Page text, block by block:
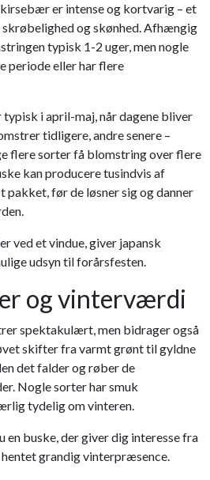
er intense og kortvarig – et
skrøbelighed og skønhed. Afhængig
typisk 1-2 uger, men nogle
periode eller har flere
i april-maj, når dagene bliver
tidligere, andre senere –
flere sorter få blomstring over flere
kan producere tusindvis af
før de løsner sig og danner
ved et vindue, giver japansk
udsyn til forårsfesten.
og vinterværdi
spektakulært, men bidrager også
skifter fra varmt grønt til gyldne
det falder og røber de
Nogle sorter har smuk
tydelig om vinteren.
en buske, der giver dig interesse fra
grandig vinterpræsence.